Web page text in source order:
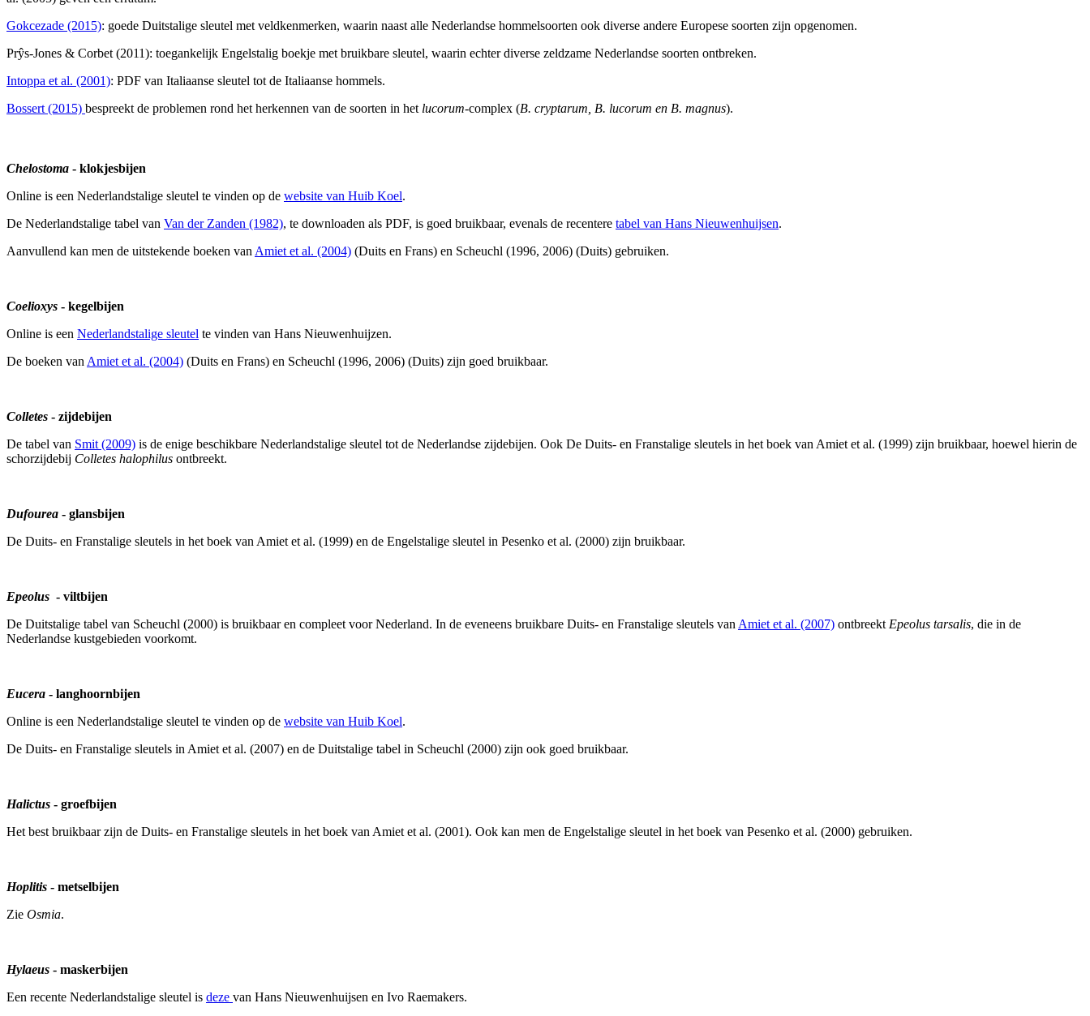
Gokcezade (2015): goede Duitstalige sleutel met veldkenmerken, waarin naast alle Nederlandse hommelsoorten ook diverse andere Europese soorten zijn opgenomen.
Prŷs-Jones & Corbet (2011): toegankelijk Engelstalig boekje met bruikbare sleutel, waarin echter diverse zeldzame Nederlandse soorten ontbreken.
Intoppa et al. (2001): PDF van Italiaanse sleutel tot de Italiaanse hommels.
Bossert (2015) bespreekt de problemen rond het herkennen van de soorten in het lucorum-complex (B. cryptarum, B. lucorum en B. magnus).
Chelostoma - klokjesbijen
Online is een Nederlandstalige sleutel te vinden op de website van Huib Koel.
De Nederlandstalige tabel van Van der Zanden (1982), te downloaden als PDF, is goed bruikbaar, evenals de recentere tabel van Hans Nieuwenhuijsen.
Aanvullend kan men de uitstekende boeken van Amiet et al. (2004) (Duits en Frans) en Scheuchl (1996, 2006) (Duits) gebruiken.
Coelioxys - kegelbijen
Online is een Nederlandstalige sleutel te vinden van Hans Nieuwenhuijzen.
De boeken van Amiet et al. (2004) (Duits en Frans) en Scheuchl (1996, 2006) (Duits) zijn goed bruikbaar.
Colletes - zijdebijen
De tabel van Smit (2009) is de enige beschikbare Nederlandstalige sleutel tot de Nederlandse zijdebijen. Ook De Duits- en Franstalige sleutels in het boek van Amiet et al. (1999) zijn bruikbaar, hoewel hierin de
schorzijdebij Colletes halophilus ontbreekt.
Dufourea - glansbijen
De Duits- en Franstalige sleutels in het boek van Amiet et al. (1999) en de Engelstalige sleutel in Pesenko et al. (2000) zijn bruikbaar.
Epeolus - viltbijen
De Duitstalige tabel van Scheuchl (2000) is bruikbaar en compleet voor Nederland. In de eveneens bruikbare Duits- en Franstalige sleutels van Amiet et al. (2007) ontbreekt Epeolus tarsalis, die in de
Nederlandse kustgebieden voorkomt.
Eucera - langhoornbijen
Online is een Nederlandstalige sleutel te vinden op de website van Huib Koel.
De Duits- en Franstalige sleutels in Amiet et al. (2007) en de Duitstalige tabel in Scheuchl (2000) zijn ook goed bruikbaar.
Halictus - groefbijen
Het best bruikbaar zijn de Duits- en Franstalige sleutels in het boek van Amiet et al. (2001). Ook kan men de Engelstalige sleutel in het boek van Pesenko et al. (2000) gebruiken.
Hoplitis - metselbijen
Zie Osmia.
Hylaeus - maskerbijen
Een recente Nederlandstalige sleutel is deze van Hans Nieuwenhuijsen en Ivo Raemakers.